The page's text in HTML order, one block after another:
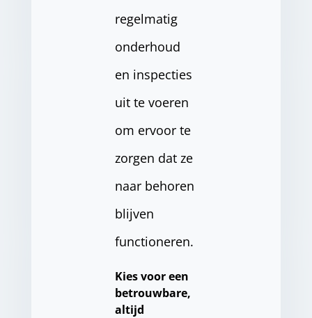
regelmatig
onderhoud
en inspecties
uit te voeren
om ervoor te
zorgen dat ze
naar behoren
blijven
functioneren.
Kies voor een
betrouwbare,
altijd